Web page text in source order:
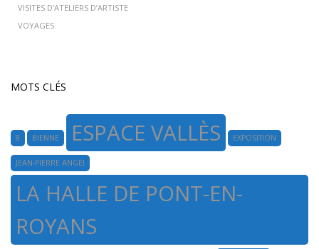
VISITES D’ATELIERS D’ARTISTE
VOYAGES
MOTS CLÉS
8 BIENNE ESPACE VALLÈS EXPOSITION
JEAN-PIERRE ANGEI
LA HALLE DE PONT-EN-
ROYANS